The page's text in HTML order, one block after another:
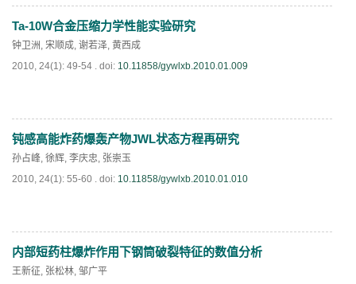
PDF(647)
Ta-10W合金压缩力学性能实验研究
钟卫洲 , 宋顺成, 谢若泽, 黄西成
2010, 24(1): 49-54 . doi: 10.11858/gywlxb.2010.01.009
PDF(1032)
钝感高能炸药爆轰产物JWL状态方程再研究
孙占峰, 徐辉, 李庆忠, 张崇玉
2010, 24(1): 55-60 . doi: 10.11858/gywlxb.2010.01.010
PDF(894)
内部短药柱爆炸作用下钢筒破裂特征的数值分析
王新征, 张松林, 邹广平